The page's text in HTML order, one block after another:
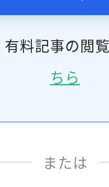
有料記事の閲
ちら
または